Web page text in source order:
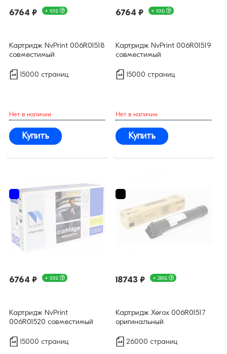
6764 ₽ + 101Б
Картридж NvPrint 006R01518
совместимый
15000 страниц
Нет в наличии
Купить
6764 ₽ + 101Б
Картридж NvPrint 006R01519
совместимый
15000 страниц
Нет в наличии
Купить
6764 ₽ + 101Б
Картридж NvPrint
006R01520 совместимый
15000 страниц
18743 ₽ + 281Б
Картридж Xerox 006R01517
оригинальный
26000 страниц